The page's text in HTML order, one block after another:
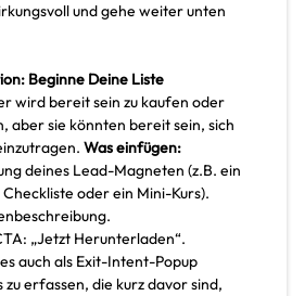
und gehe weiter unten
Beginne Deine Liste
wird bereit sein zu kaufen oder
aber sie könnten bereit sein, sich
Was einfügen:
deines Lead-Magneten (z.B. ein
oder ein Mini-Kurs).
„Jetzt Herunterladen“.
auch als Exit-Intent-Popup
erfassen, die kurz davor sind,